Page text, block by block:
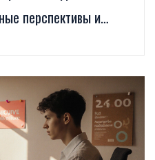
перспективы и